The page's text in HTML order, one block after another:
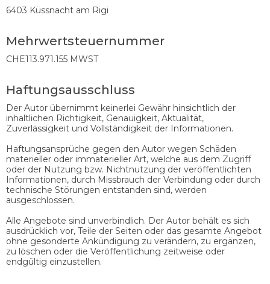
6403 Küssnacht am Rigi
Mehrwertsteuernummer
CHE­113.971.155 MWST
Haftungsausschluss
Der Autor übernimmt keinerlei Gewähr hinsichtlich der
inhaltlichen Richtigkeit, Genauigkeit, Aktualität,
Zuverlässigkeit und Vollständigkeit der Informationen.
Haftungsansprüche gegen den Autor wegen Schäden
materieller oder immaterieller Art, welche aus dem Zugriff
oder der Nutzung bzw. Nichtnutzung der veröffentlichten
Informationen, durch Missbrauch der Verbindung oder durch
technische Störungen entstanden sind, werden
ausgeschlossen.
Alle Angebote sind unverbindlich. Der Autor behält es sich
ausdrücklich vor, Teile der Seiten oder das gesamte Angebot
ohne gesonderte Ankündigung zu verändern, zu ergänzen,
zu löschen oder die Veröffentlichung zeitweise oder
endgültig einzustellen.